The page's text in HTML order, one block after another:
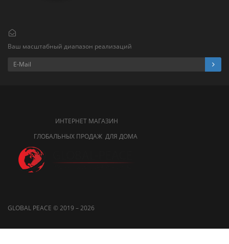
Ваш масштабный диапазон реализаций
ИНТЕРНЕТ МАГАЗИН
ГЛОБАЛЬНЫХ ПРОДАЖ ДЛЯ ДОМА
GLOBAL PEACE © 2019 – 2026